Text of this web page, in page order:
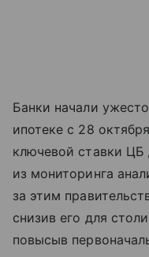
Банки начали
ипотеке с 28
ключевой ставки ЦБ
из мониторинга
за этим
снизив его для
повысыв